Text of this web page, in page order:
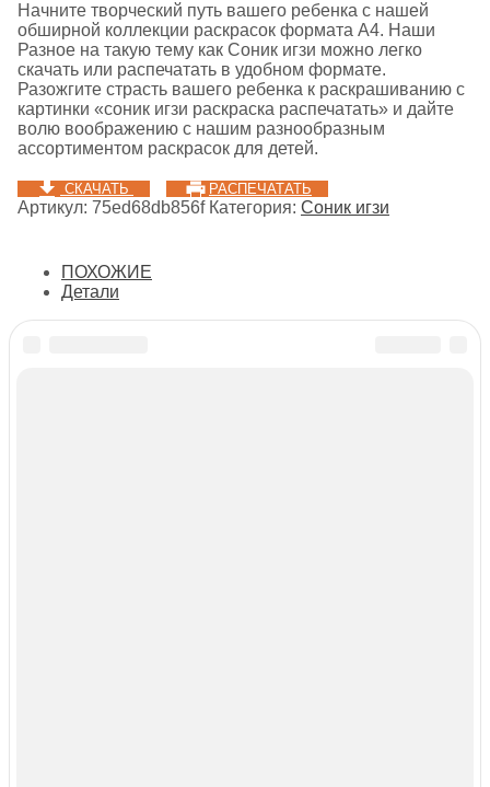
Начните творческий путь вашего ребенка с нашей
обширной коллекции раскрасок формата A4. Наши
Разное на такую тему как Соник игзи можно легко
скачать или распечатать в удобном формате.
Разожгите страсть вашего ребенка к раскрашиванию с
картинки «соник игзи раскраска распечатать» и дайте
волю воображению с нашим разнообразным
ассортиментом раскрасок для детей.
СКАЧАТЬ РАСПЕЧАТАТЬ
Артикул: 75ed68db856f Категория: Соник игзи
ПОХОЖИЕ
Детали